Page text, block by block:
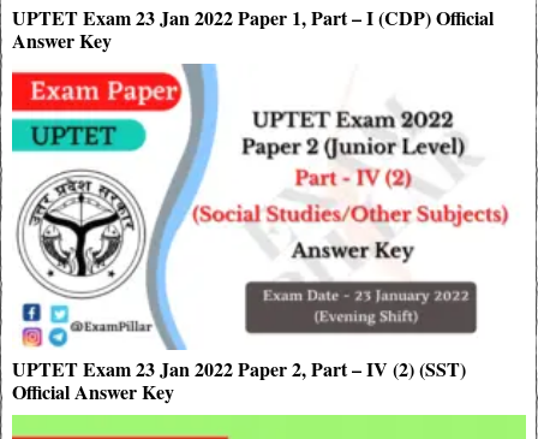
UPTET Exam 23 Jan 2022 Paper 1, Part – I (CDP) Official
Answer Key
UPTET Exam 23 Jan 2022 Paper 2, Part – IV (2) (SST)
Official Answer Key